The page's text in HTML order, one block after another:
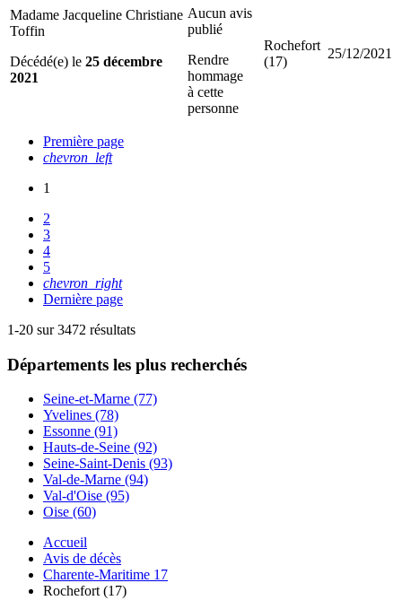
Madame Jacqueline Christiane
Toffin
Décédé(e) le 25 décembre
2021
Aucun avis
publié
Rendre
hommage
à cette
personne
Rochefort
(17)
25/12/2021
Première page
chevron_left
1
2
3
4
5
chevron_right
Dernière page
1-20 sur 3472 résultats
Départements les plus recherchés
Seine-et-Marne (77)
Yvelines (78)
Essonne (91)
Hauts-de-Seine (92)
Seine-Saint-Denis (93)
Val-de-Marne (94)
Val-d'Oise (95)
Oise (60)
Accueil
Avis de décès
Charente-Maritime 17
Rochefort (17)